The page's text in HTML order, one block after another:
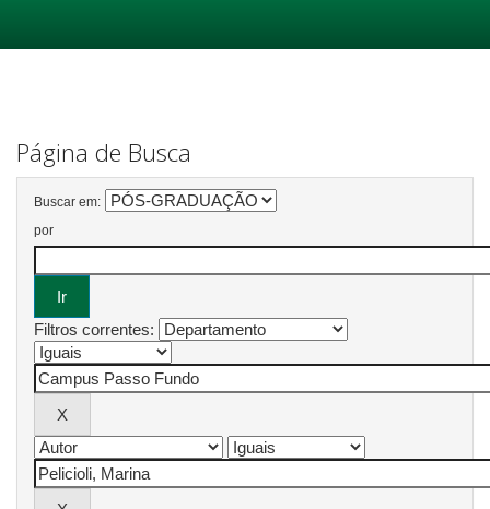
Página de Busca
Buscar em:
por
Filtros correntes: